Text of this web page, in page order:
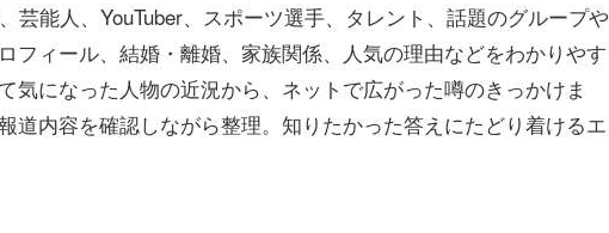
芸能人、YouTuber、スポーツ選手、タレント、話題のグループや
フィール、結婚・離婚、家族関係、人気の理由などをわかりやす
気になった人物の近況から、ネットで広がった噂のきっかけま
道内容を確認しながら整理。知りたかった答えにたどり着けるエ